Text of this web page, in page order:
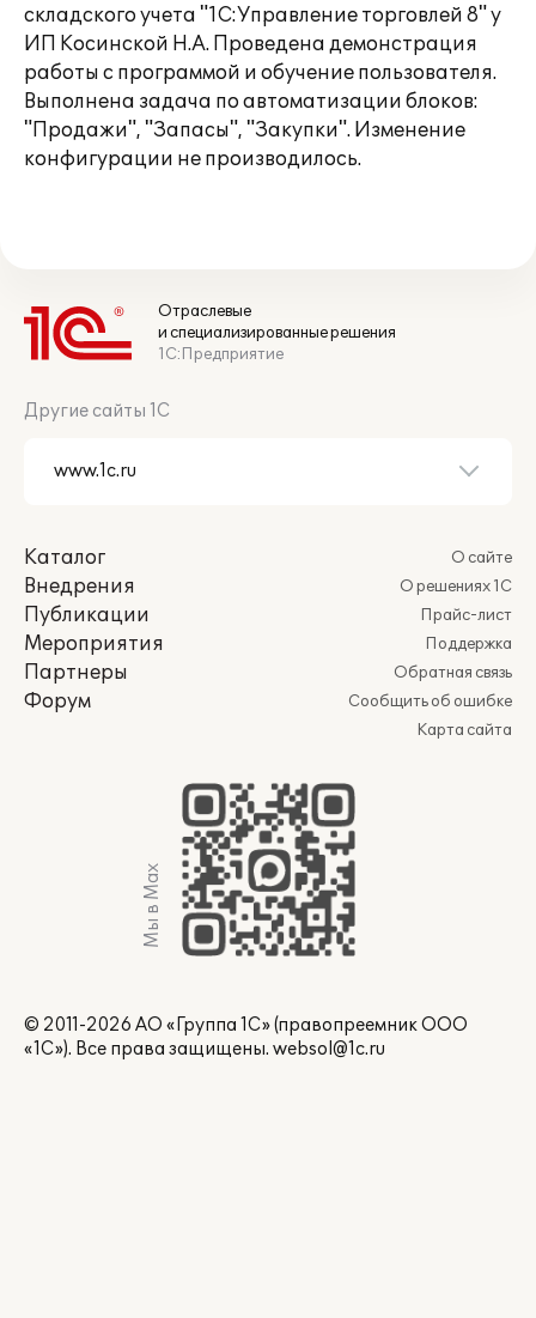
складского учета "1С:Управление торговлей 8" у
ИП Косинской Н.А. Проведена демонстрация
работы с программой и обучение пользователя.
Выполнена задача по автоматизации блоков:
"Продажи", "Запасы", "Закупки". Изменение
конфигурации не производилось.
Отраслевые
и специализированные решения
1С:Предприятие
Другие сайты 1С
Каталог
Внедрения
Публикации
Мероприятия
Партнеры
Форум
О сайте
О решениях 1С
Прайс-лист
Поддержка
Обратная связь
Сообщить об ошибке
Карта сайта
Мы в Max
© 2011-2026 АО «Группа 1С» (правопреемник ООО
«1С»). Все права защищены. websol@1c.ru